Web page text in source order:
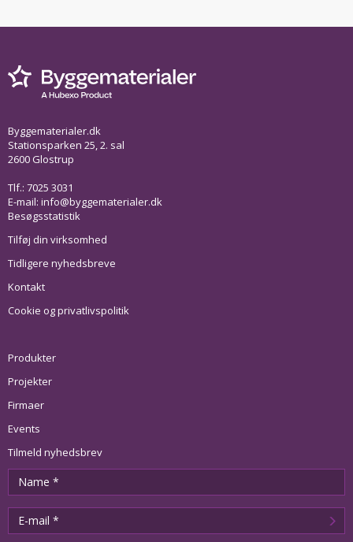
Byggematerialer.dk
Stationsparken 25, 2. sal
2600 Glostrup
Tlf.: 7025 3031
E-mail: info@byggematerialer.dk
Besøgsstatistik
Tilføj din virksomhed
Tidligere nyhedsbreve
Kontakt
Cookie og privatlivspolitik
Produkter
Projekter
Firmaer
Events
Tilmeld nyhedsbrev